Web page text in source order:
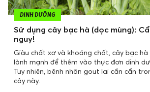
DINH DƯỠNG
Sử dụng cây bạc hà (dọc mùng):
nguy!
Giàu chất xơ và khoáng chất, cây bạc
lành mạnh để thêm vào thực đơn dinh
Tuy nhiên, bệnh nhân gout lại cần cẩn
cây này.